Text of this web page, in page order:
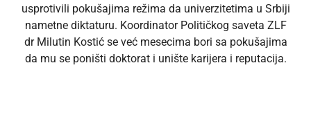
usprotivili pokušajima režima da univerzitetima u Srbiji
nametne diktaturu. Koordinator Političkog saveta ZLF
dr Milutin Kostić se već mesecima bori sa pokušajima
da mu se poništi doktorat i unište karijera i reputacija.